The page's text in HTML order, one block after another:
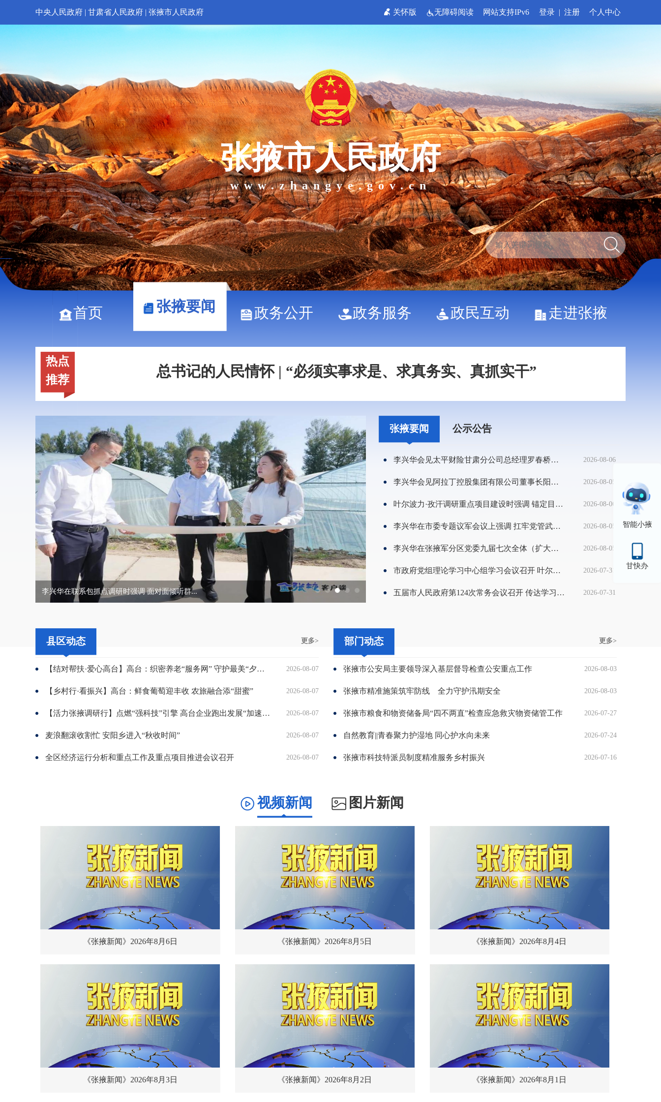
中央人民政府 | 甘肃省人民政府 | 张掖市人民政府 关怀版 无障碍阅读 网站支持IPv6 登录 | 注册 个人中心
张掖市人民政府
www.zhangye.gov.cn
首页 张掖要闻 政务公开 政务服务 政民互动 走进张掖
智能小掖
甘快办
热点
推荐
总书记的人民情怀 | “建设社会主义现代化强国，关键在科技自立自强”
向着建军一百年奋斗目标阔步前行——以习近平同志为核心的党中央引领人民军队书写强军兴军新篇章
习近平出席2026世界人工智能大会暨人工智能全球治理高级别会议开幕式并发表主旨讲话
总书记的人民情怀 | “建设社会主义现代化强国，关键在科技自立自强”
叶尔波力·孜汗调研地灾防治工作时强调 保持... 李兴华在民乐县调研时强调 加快避险搬迁旧房...
张掖要闻 公示公告
李兴华会见太平财险甘肃分公司总经理罗春桥一行 2026-08-06
李兴华会见阿拉丁控股集团有限公司董事长阳仁强一行 2026-08-05
叶尔波力·孜汗调研重点项目建设时强调 锚定目标扩产能 紧抓项目促实效 全力巩固经济向优向新向好态势 2026-08-06
李兴华在市委专题议军会议上强调 扛牢党管武装政治责任 汇聚军地协同发展合力 推动全市国防动员和后备力量建设再上新台阶 叶尔波力·孜汗主持 2026-08-05
李兴华在张掖军分区党委九届七次全体（扩大）会议上强调 深入学习贯彻习近平强军思想 奋力开创我市国防动员事业新局面 2026-08-05
市政府党组理论学习中心组学习会议召开 叶尔波力·孜汗主持 2026-07-31
五届市人民政府第124次常务会议召开 传达学习习近平总书记重要讲话重要指示精神 安排部署地下水超采治理等工作 叶尔波力·孜汗主持 2026-07-31
县区动态 更多>
【结对帮扶·爱心高台】高台：织密养老“服务网” 守护最美“夕阳红” 2026-08-07
【乡村行·看振兴】高台：鲜食葡萄迎丰收 农旅融合添“甜蜜” 2026-08-07
【活力张掖调研行】点燃“强科技”引擎 高台企业跑出发展“加速度” 2026-08-07
麦浪翻滚收割忙 安阳乡进入“秋收时间” 2026-08-07
全区经济运行分析和重点工作及重点项目推进会议召开 2026-08-07
部门动态 更多>
张掖市公安局主要领导深入基层督导检查公安重点工作 2026-08-03
张掖市精准施策筑牢防线 全力守护汛期安全 2026-08-03
张掖市粮食和物资储备局“四不两直”检查应急救灾物资储管工作 2026-07-27
自然教育||青春聚力护湿地 同心护水向未来 2026-07-24
张掖市科技特派员制度精准服务乡村振兴 2026-07-16
视频新闻 图片新闻
《张掖新闻》2026年8月6日 《张掖新闻》2026年8月5日 《张掖新闻》2026年8月4日
《张掖新闻》2026年8月3日 《张掖新闻》2026年8月2日 《张掖新闻》2026年8月1日